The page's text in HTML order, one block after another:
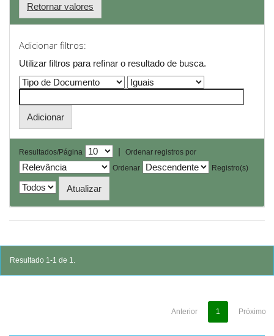
Retornar valores
Adicionar filtros:
Utilizar filtros para refinar o resultado de busca.
Resultados/Página |
Ordenar registros por
Ordenar
Registro(s)
Resultado 1-1 de 1.
Anterior 1 Próximo